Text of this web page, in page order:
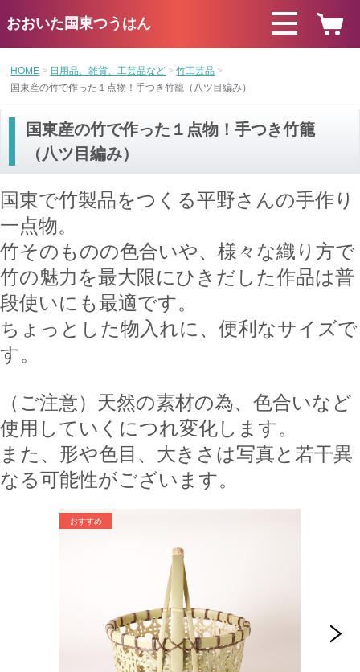
おおいた国東つうはん
HOME 日用品、雑貨、工芸品など
竹工芸品
国東産の竹で作った１点物！手つき竹籠（八ツ目編み）
国東産の竹で作った１点物！手つき竹籠
（八ツ目編み）
国東で竹製品をつくる平野さんの手作り
一点物。
竹そのものの色合いや、様々な織り方で
竹の魅力を最大限にひきだした作品は普
段使いにも最適です。
ちょっとした物入れに、便利なサイズで
す。
（ご注意）天然の素材の為、色合いなど
使用していくにつれ変化します。
また、形や色目、大きさは写真と若干異
なる可能性がございます。